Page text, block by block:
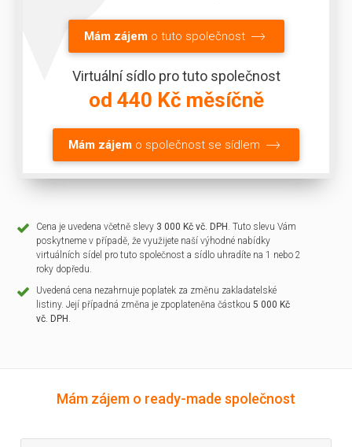
Mám zájemo tuto společnost
Virtuální sídlo pro tuto společnost
od 440 Kč měsíčně
Mám zájem o společnost se sídlem
Cena je uvedena včetně slevy 3 000 Kč vč. DPH . Tuto slevu Vám
poskytneme v případě, že využijete naší výhodné nabídky
virtuálních sídel pro tuto společnost a sídlo uhradíte na 1 nebo 2
roky dopředu.
Uvedená cena nezahrnuje poplatek za změnu zakladatelské
listiny. Její případná změna je zpoplateněna částkou5 000 Kč
vč. DPH .
Mám zájem o ready-made společnost